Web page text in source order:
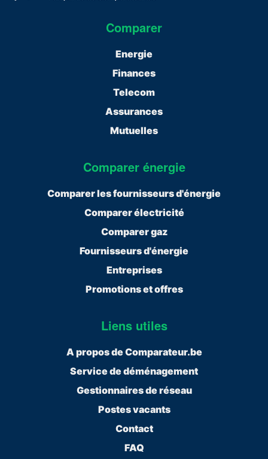
Comparer
Energie
Finances
Telecom
Assurances
Mutuelles
Comparer énergie
Comparer les fournisseurs d'énergie
Comparer électricité
Comparer gaz
Fournisseurs d'énergie
Entreprises
Promotions et offres
Liens utiles
A propos de Comparateur.be
Service de déménagement
Gestionnaires de réseau
Postes vacants
Contact
FAQ